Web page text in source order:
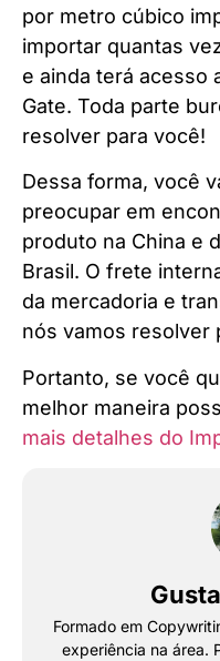
por metro cúbico
importar quantas
e ainda terá acesso
Gate. Toda parte
resolver para você!
Dessa forma, você
preocupar em
produto na China e
Brasil. O frete
da mercadoria e
nós vamos resolver
Portanto, se você
melhor maneira
mais detalhes do
Formado em
experiência na área.